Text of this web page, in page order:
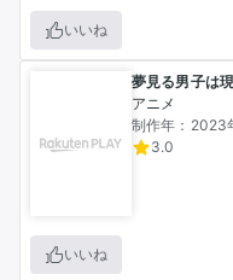
・渡辺伊織「つつじの
アニメ2期、いつまでも
・オジロマコト「君は
・柴／伏瀬／みっつば
・武田綾乃／むっしゅ
・丹念に発酵「このヒ
いいね
夢見る男子は
アニメ
制作年：2023
3.0
いいね